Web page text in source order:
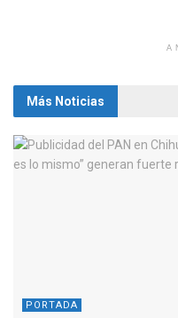
Más Noticias
PORTADA